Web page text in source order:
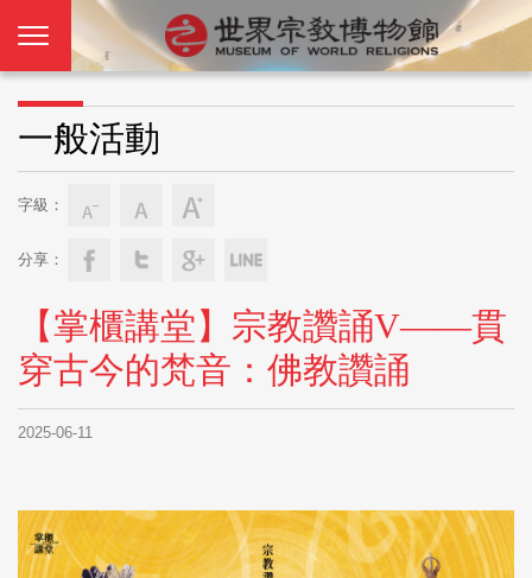
一般活動
字級：
分享：
【掌櫃講堂】宗教讚誦V——貫
穿古今的梵音：佛教讚誦
2025-06-11